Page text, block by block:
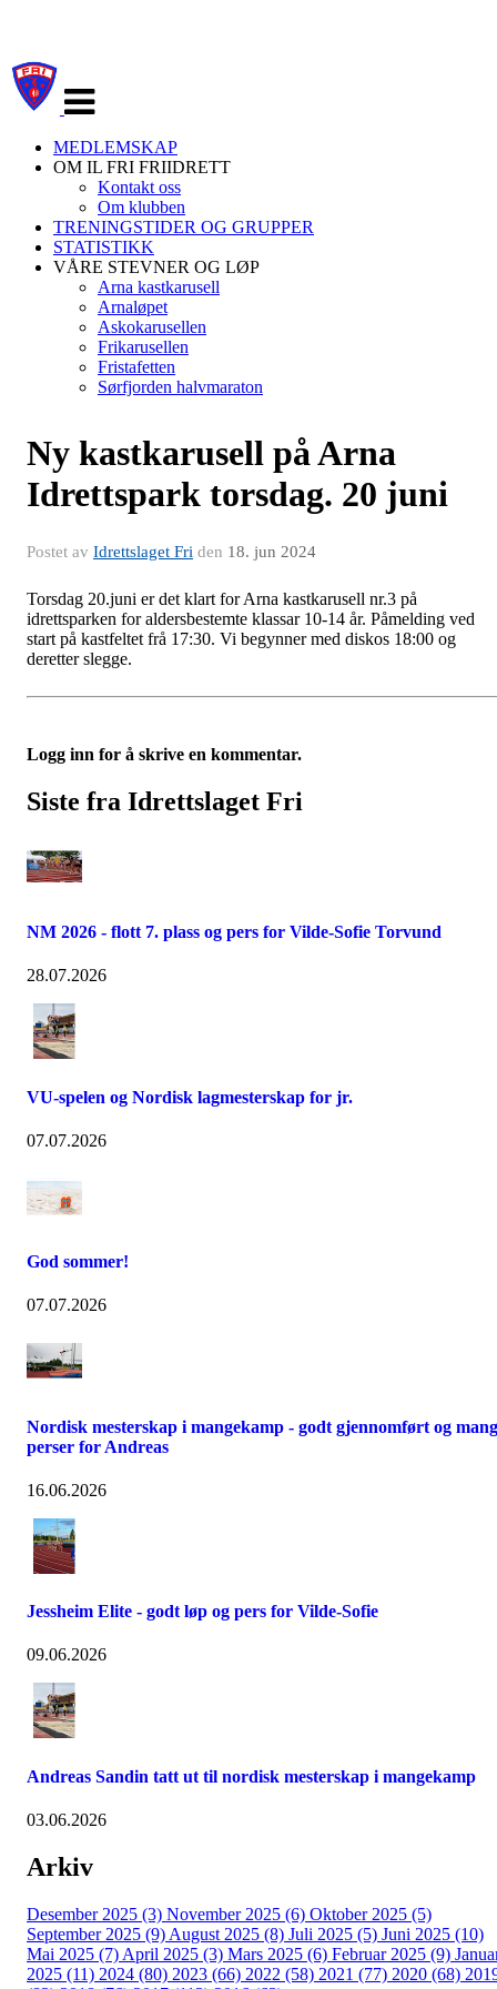
navigasjon
MEDLEMSKAP
OM IL FRI FRIIDRETT
Kontakt oss
Om klubben
TRENINGSTIDER OG GRUPPER
STATISTIKK
VÅRE STEVNER OG LØP
Arna kastkarusell
Arnaløpet
Askokarusellen
Frikarusellen
Fristafetten
Sørfjorden halvmaraton
Ny kastkarusell på Arna
Idrettspark torsdag. 20 juni
Postet av Idrettslaget Fri den 18. jun 2024
Torsdag 20.juni er det klart for Arna kastkarusell nr.3 på
idrettsparken for aldersbestemte klassar 10-14 år. Påmelding ved
start på kastfeltet frå 17:30. Vi begynner med diskos 18:00 og
deretter slegge.
Logg inn for å skrive en kommentar.
Siste fra Idrettslaget Fri
NM 2026 - flott 7. plass og pers for Vilde-Sofie Torvund
28.07.2026
VU-spelen og Nordisk lagmesterskap for jr.
07.07.2026
God sommer!
07.07.2026
Nordisk mesterskap i mangekamp - godt gjennomført og
perser for Andreas
16.06.2026
Jessheim Elite - godt løp og pers for Vilde-Sofie
09.06.2026
Andreas Sandin tatt ut til nordisk mesterskap i mangekamp
03.06.2026
Arkiv
Desember 2025 (3) November 2025 (6) Oktober 2025 (5)
September 2025 (9) August 2025 (8) Juli 2025 (5) Juni 2025 (10)
Mai 2025 (7) April 2025 (3) Mars 2025 (6) Februar 2025 (9)
2025 (11) 2024 (80) 2023 (66) 2022 (58) 2021 (77) 2020 (68)